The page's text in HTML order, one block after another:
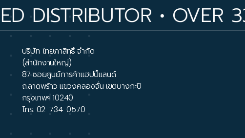
• OVER 33
บริษัท ไทยภาสิทธิ์ จำกัด
(สำนักงานใหญ่)
87 ซอยศูนย์การค้าแฮปปี้แลนด์
ถ.ลาดพร้าว แขวงคลองจั่น เขตบางกะปิ
กรุงเทพฯ 10240
โทร. 02-734-0570